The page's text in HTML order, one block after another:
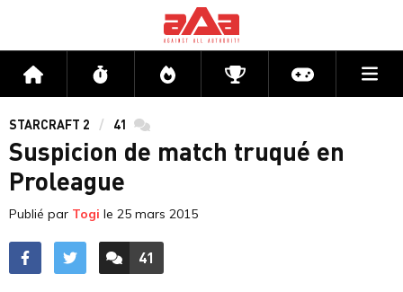
Accueil Flux Directs CompétitionsActu jeux
STARCRAFT 2 41 commentaires
Suspicion de match truqué en
Proleague
Publié par Togi le 25 mars 2015
ACCÉDER AUX
41
COMMENTAIRES